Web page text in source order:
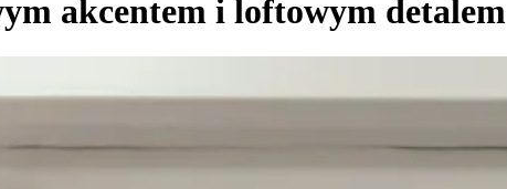
akcentem i loftowym detalem